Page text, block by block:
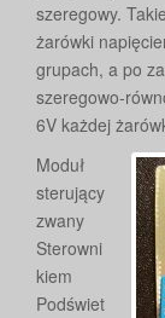
szeregowy.
żarówki
grupach, a po
szeregowo-
6V każdej
Moduł
sterujący
zwany
Sterowni
kiem
Podświet